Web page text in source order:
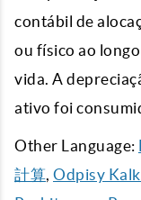
contábil de
ou físico ao
vida. A
ativo foi
Other Language:
計算, Odpisy